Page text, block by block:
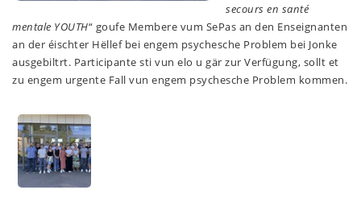
secours en santé
mentale YOUTH“ goufe Membere vum SePas an den Enseignanten
an der éischter Hëllef bei engem psychesche Problem bei Jonke
ausgebiltrt. Participante sti vun elo u gär zur Verfügung, sollt et
zu engem urgente Fall vun engem psychesche Problem kommen.